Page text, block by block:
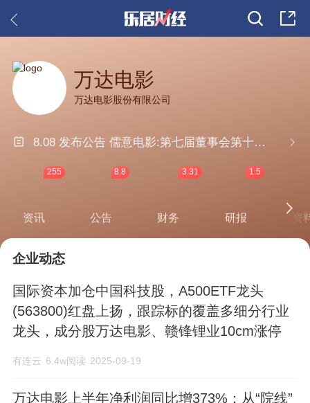
万达电影
万达电影股份有限公司
8.08 发布公告 儒意电影:第七届董事会第十五次会议决议公告
255
资讯
8.8
公告
3.31
财务
1.5
研报 资
企业动态
国际资本加仓中国科技股，A500ETF龙头
(563800)红盘上扬，跟踪标的覆盖多细分行业
龙头，成分股万达电影、赣锋锂业10cm涨停
有连云 6.4w阅读 2025-09-19
万达电影上半年净利润同比增373%：从“院线”